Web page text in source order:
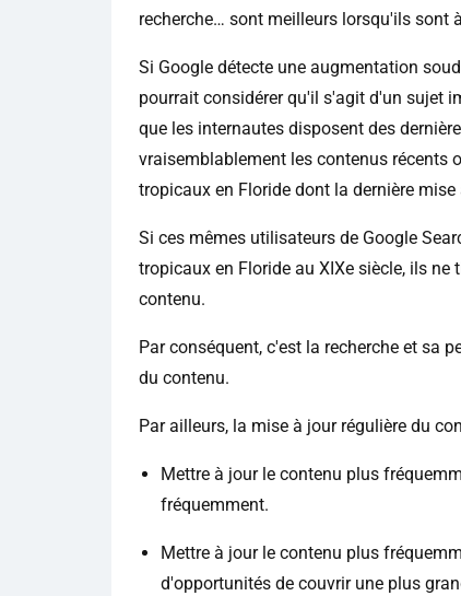
recherche… sont meilleurs lorsqu'ils sont
Si Google détecte une augmentation
pourrait considérer qu'il s'agit d'un sujet
que les internautes disposent des
vraisemblablement les contenus récents
tropicaux en Floride dont la dernière
Si ces mêmes utilisateurs de Google
tropicaux en Floride au XIXe siècle, ils
contenu.
Par conséquent, c'est la recherche et sa
du contenu.
Par ailleurs, la mise à jour régulière du
Mettre à jour le contenu plus
fréquemment.
Mettre à jour le contenu plus
d'opportunités de couvrir une plus